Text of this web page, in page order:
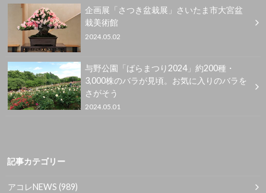
企画展「さつき盆栽展」さいたま市大宮盆
栽美術館
2024.05.02
与野公園「ばらまつり2024」約200種・
3,000株のバラが見頃。お気に入りのバラを
さがそう
2024.05.01
記事カテゴリー
アコレNEWS (989)